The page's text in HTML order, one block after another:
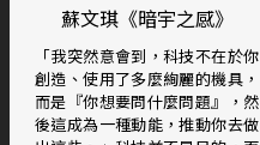
蘇文琪《暗宇之感》
「我突然意會到，科技不在於你
創造、使用了多麼絢麗的機具，
而是『你想要問什麼問題』，然
後這成為一種動能，推動你去做